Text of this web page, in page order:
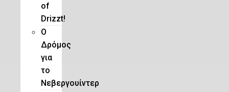
of
Drizzt!
O
Δρόμος
για
το
Νεβεργουίντερ